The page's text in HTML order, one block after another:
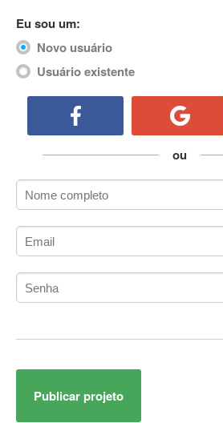
ActionScript 3
Active Directory
ActiveCollab
ActiveX
ActiveX Data Objects (ADO)
Ada
Adianti Framework
ADK
Administração
Administração de Artistas e Repertórios
Administração de Redes
Administração PostgreSQL
ADO.NET Entity Framework
Eu sou um:
Novo usuário
Usuário existente
ou
Publicar projeto